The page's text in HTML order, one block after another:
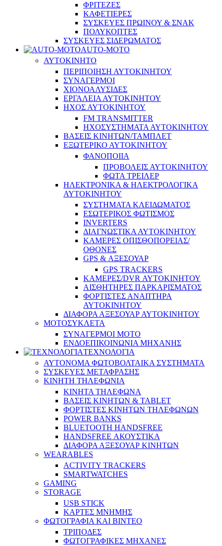
ΦΡΙΤΕΖΕΣ
ΚΑΦΕΤΙΕΡΕΣ
ΣΥΣΚΕΥΕΣ ΠΡΩΙΝΟΥ & ΣΝΑΚ
ΠΟΛΥΚΟΠΤΕΣ
ΣΥΣΚΕΥΕΣ ΣΙΔΕΡΩΜΑΤΟΣ
AUTO-MOTO
ΑΥΤΟΚΙΝΗΤΟ
ΠΕΡΙΠΟΙΗΣΗ ΑΥΤΟΚΙΝΗΤΟΥ
ΣΥΝΑΓΕΡΜΟΙ
ΧΙΟΝΟΑΛΥΣΙΔΕΣ
ΕΡΓΑΛΕΙΑ ΑΥΤΟΚΙΝΗΤΟΥ
ΗΧΟΣ ΑΥΤΟΚΙΝΗΤΟΥ
FM TRANSMITTER
ΗΧΟΣΥΣΤΗΜΑΤΑ ΑΥΤΟΚΙΝΗΤΟΥ
ΒΑΣΕΙΣ ΚΙΝΗΤΩΝ/ΤΑΜΠΛΕΤ
ΕΞΩΤΕΡΙΚΟ ΑΥΤΟΚΙΝΗΤΟΥ
ΦΑΝΟΠΟΙΙΑ
ΠΡΟΒΟΛΕΙΣ ΑΥΤΟΚΙΝΗΤΟΥ
ΦΩΤΑ ΤΡΕΙΛΕΡ
ΗΛΕΚΤΡΟΝΙΚΑ & ΗΛΕΚΤΡΟΛΟΓΙΚΑ
ΑΥΤΟΚΙΝΗΤΟΥ
ΣΥΣΤΗΜΑΤΑ ΚΛΕΙΔΩΜΑΤΟΣ
ΕΣΩΤΕΡΙΚΟΣ ΦΩΤΙΣΜΟΣ
INVERTERS
ΔΙΑΓΝΩΣΤΙΚΑ ΑΥΤΟΚΙΝΗΤΟΥ
ΚΑΜΕΡΕΣ ΟΠΙΣΘΟΠΟΡΕΙΑΣ/
ΟΘΟΝΕΣ
GPS & ΑΞΕΣΟΥΑΡ
GPS TRACKERS
ΚΑΜΕΡΕΣ/DVR ΑΥΤΟΚΙΝΗΤΟΥ
ΑΙΣΘΗΤΗΡΕΣ ΠΑΡΚΑΡΙΣΜΑΤΟΣ
ΦΟΡΤΙΣΤΕΣ ΑΝΑΠΤΗΡΑ
ΑΥΤΟΚΙΝΗΤΟΥ
ΔΙΑΦΟΡΑ ΑΞΕΣΟΥΑΡ ΑΥΤΟΚΙΝΗΤΟΥ
ΜΟΤΟΣΥΚΛΕΤΑ
ΣΥΝΑΓΕΡΜΟΙ ΜΟΤΟ
ΕΝΔΟΕΠΙΚΟΙΝΩΝΙΑ ΜΗΧΑΝΗΣ
ΤΕΧΝΟΛΟΓΙΑ
ΑΥΤΟΝΟΜΑ ΦΩΤΟΒΟΛΤΑΙΚΑ ΣΥΣΤΗΜΑΤΑ
ΣΥΣΚΕΥΕΣ ΜΕΤΑΦΡΑΣΗΣ
ΚΙΝΗΤΗ ΤΗΛΕΦΩΝΙΑ
ΚΙΝΗΤΑ ΤΗΛΕΦΩΝΑ
ΒΑΣΕΙΣ ΚΙΝΗΤΩΝ & TABLET
ΦΟΡΤΙΣΤΕΣ ΚΙΝΗΤΩΝ ΤΗΛΕΦΩΝΩΝ
POWER BANKS
BLUETOOTH HANDSFREE
HANDSFREE ΑΚΟΥΣΤΙΚΑ
ΔΙΑΦΟΡΑ ΑΞΕΣΟΥΑΡ ΚΙΝΗΤΩΝ
WEARABLES
ACTIVITY TRACKERS
SMARTWATCHES
GAMING
STORAGE
USB STICK
ΚΑΡΤΕΣ ΜΝΗΜΗΣ
ΦΩΤΟΓΡΑΦΙΑ ΚΑΙ ΒΙΝΤΕΟ
ΤΡΙΠΟΔΕΣ
ΦΩΤΟΓΡΑΦΙΚΕΣ ΜΗΧΑΝΕΣ